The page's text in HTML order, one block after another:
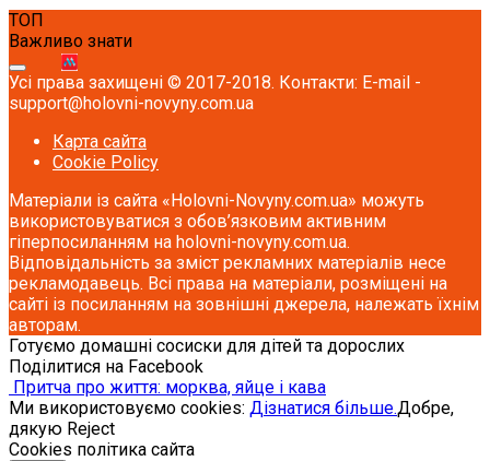
ТОП
Важливо знати
Усі права захищені © 2017-2018. Контакти: E-mail -
support@holovni-novyny.com.ua
Карта сайта
Cookie Policy
Матеріали із сайта «Holovni-Novyny.com.ua» можуть
використовуватися з обов’язковим активним
гіперпосиланням на holovni-novyny.com.ua.
Відповідальність за зміст рекламних матеріалів несе
рекламодавець. Всі права на матеріали, розміщені на
сайті із посиланням на зовнішні джерела, належать їхнім
авторам.
Готуємо домашні сосиски для дітей та дорослих
Поділитися на Facebook
Притча про життя: морква, яйце і кава
Ми використовуємо cookies: Дізнатися більше.Добре,
дякую Reject
Cookies політика сайта